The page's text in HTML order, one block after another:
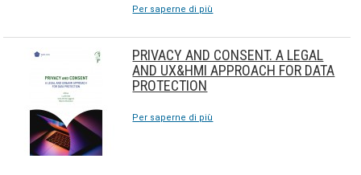
Per saperne di più
PRIVACY AND CONSENT. A LEGAL
AND UX&HMI APPROACH FOR DATA
PROTECTION
Per saperne di più